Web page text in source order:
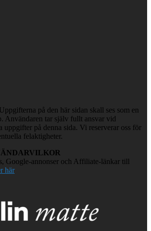
på den här sidan skall ses som en
Användaren tar själv fullt ansvar vid
uppgifter på denna sida. Vi reserverar oss för
felaktigheter.
Google-annonser och Affiliate-länkar till
här